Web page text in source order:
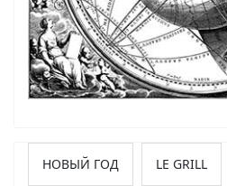
НОВЫЙ ГОД LE GRILL